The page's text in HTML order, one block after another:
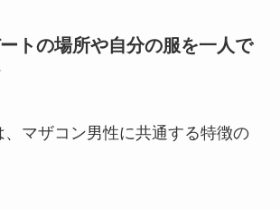
ートの場所や自分の服を一人で
マザコン男性に共通する特徴の